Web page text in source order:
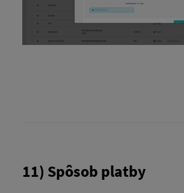
11) Spôsob platby